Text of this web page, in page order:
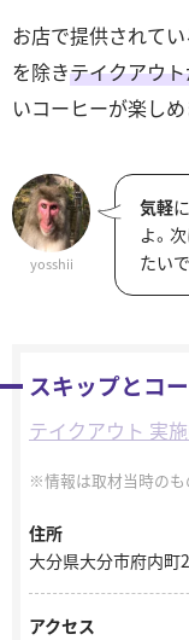
お店で提供されて
を除きテイクアウ
いコーヒーが楽し
yosshii
気軽に
よ。
たい
スキップとコ
テイクアウト 実施
情報は取材当時のも
住所
大分県大分市府内町
アクセス